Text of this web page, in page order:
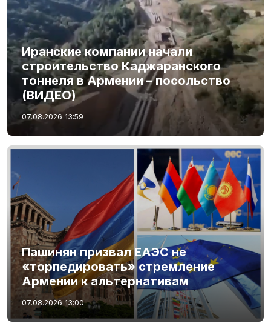
Иранские компании начали
строительство Каджаранского
тоннеля в Армении – посольство
(ВИДЕО)
07.08.2026 13:59
Пашинян призвал ЕАЭС не
«торпедировать» стремление
Армении к альтернативам
07.08.2026 13:00